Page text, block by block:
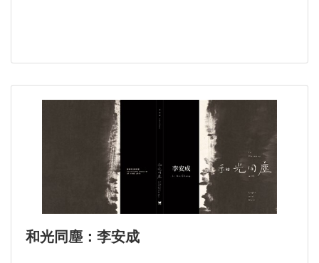
和光同塵：李安成